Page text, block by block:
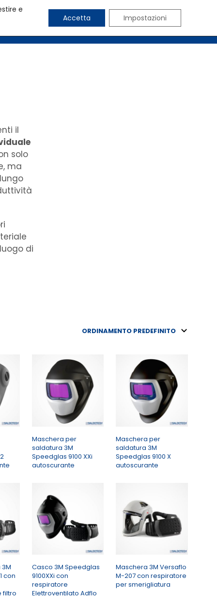
BLOG CONTATTI
il
solo
ma
di
Maschera per
saldatura 3M
Speedglas 9100 XXi
autoscurante
Maschera per
saldatura 3M
Speedglas 9100 X
autoscurante
con
filtro
Casco 3M Speedglas
9100XXi con
respiratore
Elettroventilato Adflo
Maschera 3M Versaflo
M-207 con respiratore
per smerigliatura
e
Accetta Impostazioni